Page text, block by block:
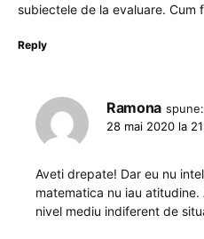
subiectele de la evaluare. Cum
Reply
Ramona spune:
28 mai 2020 la
Aveti drepate! Dar eu nu
matematica nu iau
nivel mediu indiferent de